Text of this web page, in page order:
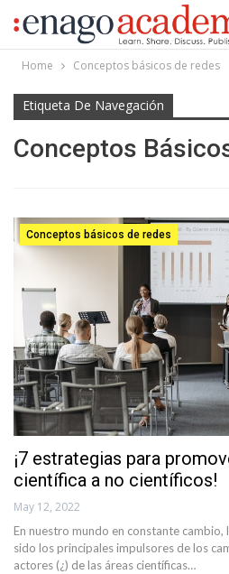
Home Conceptos básicos de redes
Etiqueta De Navegación
Conceptos
Conceptos básicos de redes
¡7 estrategias para
científica a no científicos!
May 12, 2022
En nuestro mundo en constante cambio,
sido los principales impulsores de los
actores (¿) de las áreas científicas…